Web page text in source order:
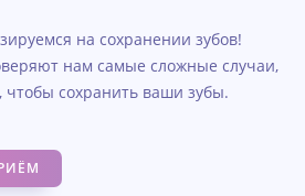
на сохранении зубов!
нам самые сложные случаи,
чтобы сохранить ваши зубы.